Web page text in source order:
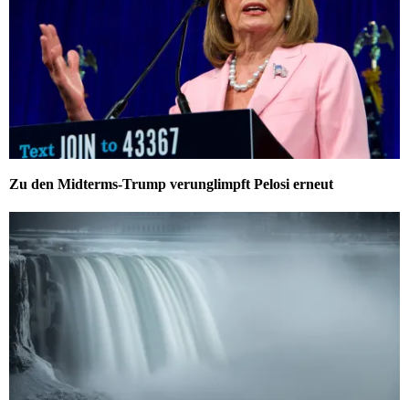
Zu den Midterms-Trump verunglimpft Pelosi erneut